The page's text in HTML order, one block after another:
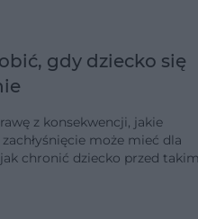
gdy dziecko się
z konsekwencji, jakie
może mieć dla
chronić dziecko przed